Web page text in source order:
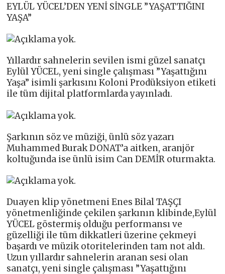
EYLÜL YÜCEL’DEN YENİ SİNGLE ”YAŞATTIĞINI
YAŞA”
Yıllardır sahnelerin sevilen ismi güzel sanatçı
Eylül YÜCEL, yeni single çalışması ”Yaşattığını
Yaşa” isimli şarkısını Koloni Prodüksiyon etiketi
ile tüm dijital platformlarda yayınladı.
Şarkının söz ve müziği, ünlü söz yazarı
Muhammed Burak DONAT’a aitken, aranjör
koltuğunda ise ünlü isim Can DEMİR oturmakta.
Duayen klip yönetmeni Enes Bilal TAŞÇI
yönetmenliğinde çekilen şarkının klibinde,Eylül
YÜCEL göstermiş olduğu performansı ve
güzelliği ile tüm dikkatleri üzerine çekmeyi
başardı ve müzik otoritelerinden tam not aldı.
Uzun yıllardır sahnelerin aranan sesi olan
sanatçı, yeni single çalışması ”Yaşattığını